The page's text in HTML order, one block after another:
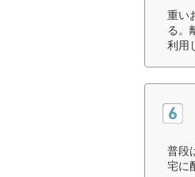
重い
る。
利用
普段
宅に